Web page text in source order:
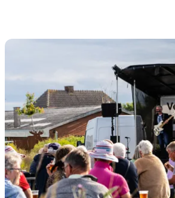
Oplevelsespuljen støtter lokale tiltag